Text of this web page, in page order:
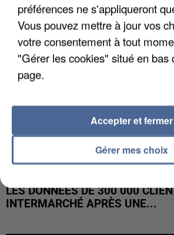
LES DONNÉES DE 300 000
INTERMARCHÉ APRÈS UNE...
préférences ne s'appliqueront
Vous pouvez mettre à jour vos
votre consentement à tout
"Gérer les cookies" situé en bas
page.
Gérer mes choix
Accepter et fermer